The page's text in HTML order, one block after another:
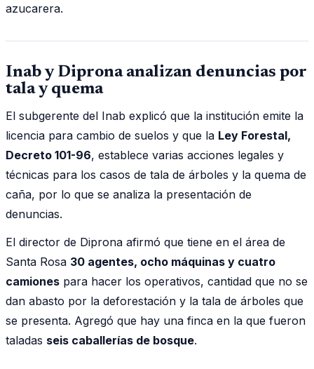
azucarera.
Inab y Diprona analizan denuncias por
tala y quema
El subgerente del Inab explicó que la institución emite la
licencia para cambio de suelos y que la Ley Forestal,
Decreto 101-96, establece varias acciones legales y
técnicas para los casos de tala de árboles y la quema de
caña, por lo que se analiza la presentación de
denuncias.
El director de Diprona afirmó que tiene en el área de
Santa Rosa 30 agentes, ocho máquinas y cuatro
camiones para hacer los operativos, cantidad que no se
dan abasto por la deforestación y la tala de árboles que
se presenta. Agregó que hay una finca en la que fueron
taladas seis caballerías de bosque.